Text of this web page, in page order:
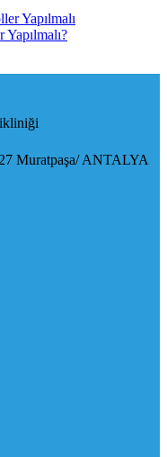
Muratpaşa/ ANTALYA